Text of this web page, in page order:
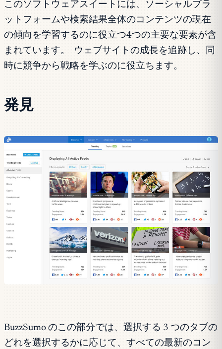
このソフトウェアスイートには、ソーシャルプラ
ットフォームや検索結果全体のコンテンツの現在
の傾向を学習するのに役立つ4つの主要な要素が含
まれています。 ウェブサイトの成長を追跡し、同
時に競争から戦略を学ぶのに役立ちます。
発見
BuzzSumo のこの部分では、選択する 3 つのタブの
どれを選択するかに応じて、すべての最新のコン